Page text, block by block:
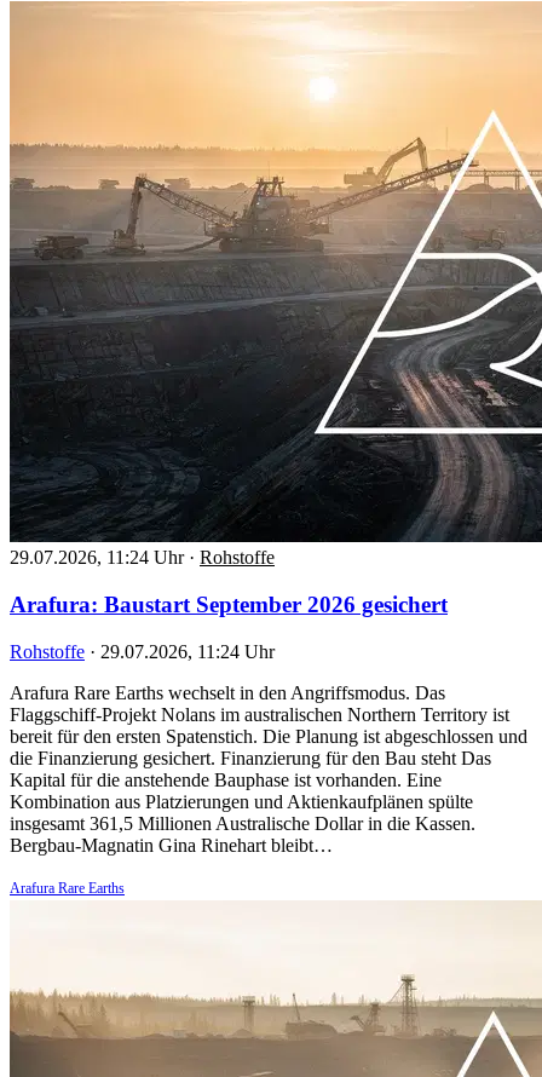
29.07.2026, 11:24 Uhr · Rohstoffe
Arafura: Baustart September 2026 gesichert
Rohstoffe · 29.07.2026, 11:24 Uhr
Arafura Rare Earths wechselt in den Angriffsmodus. Das
Flaggschiff-Projekt Nolans im australischen Northern Territory ist
bereit für den ersten Spatenstich. Die Planung ist abgeschlossen und
die Finanzierung gesichert. Finanzierung für den Bau steht Das
Kapital für die anstehende Bauphase ist vorhanden. Eine
Kombination aus Platzierungen und Aktienkaufplänen spülte
insgesamt 361,5 Millionen Australische Dollar in die Kassen.
Bergbau-Magnatin Gina Rinehart bleibt…
Arafura Rare Earths